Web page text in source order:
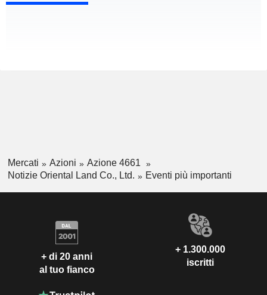
Mercati Azioni
Azione 4661
Notizie Oriental Land Co., Ltd.
Eventi più importanti
+ di 20 anni
al tuo fianco
+ 1.300.000
iscritti